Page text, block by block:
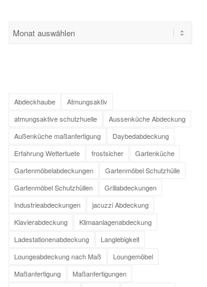
Abdeckhaube
Atmungsaktiv
atmungsaktive schutzhuelle
Aussenküche Abdeckung
Außenküche maßanfertigung
Daybedabdeckung
Erfahrung Wettertuete
frostsicher
Gartenküche
Gartenmöbelabdeckungen
Gartenmöbel Schutzhülle
Gartenmöbel Schutzhüllen
Grillabdeckungen
Industrieabdeckungen
jacuzzi Abdeckung
Klavierabdeckung
Klimaanlagenabdeckung
Ladestationenabdeckung
Langlebigkeit
Loungeabdeckung nach Maß
Loungemöbel
Maßanfertigung
Maßanfertigungen